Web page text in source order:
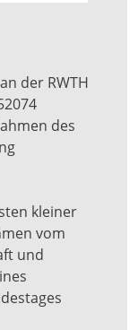
der RWTH
des
kleiner
vom
und